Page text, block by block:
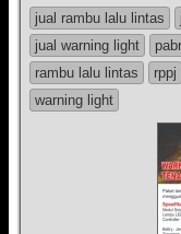
jual rambu lalu lintas
jual warning light
rambu lalu lintas
rppj
warning light